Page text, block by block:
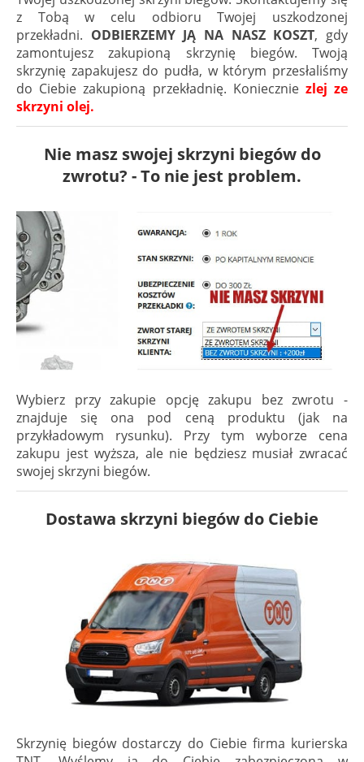
z Tobą w celu odbioru Twojej uszkodzonej
przekładni. ODBIERZEMY JĄ NA NASZ KOSZT, gdy
zamontujesz zakupioną skrzynię biegów. Twoją
skrzynię zapakujesz do pudła, w którym przesłaliśmy
do Ciebie zakupioną przekładnię. Koniecznie zlej ze
skrzyni olej.
Nie masz swojej skrzyni biegów do
zwrotu? - To nie jest problem.
Wybierz przy zakupie opcję zakupu bez zwrotu -
znajduje się ona pod ceną produktu (jak na
przykładowym rysunku). Przy tym wyborze cena
zakupu jest wyższa, ale nie będziesz musiał zwracać
swojej skrzyni biegów.
Dostawa skrzyni biegów do Ciebie
Skrzynię biegów dostarczy do Ciebie firma kurierska